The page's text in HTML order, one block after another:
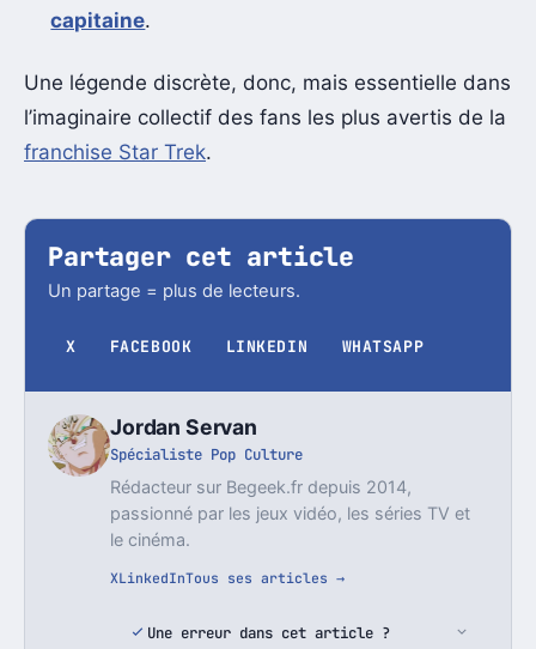
capitaine.
Une légende discrète, donc, mais essentielle dans
l’imaginaire collectif des fans les plus avertis de la
franchise Star Trek.
Partager cet article
Un partage = plus de lecteurs.
X FACEBOOK LINKEDIN WHATSAPP
Jordan Servan
Spécialiste Pop Culture
Rédacteur sur Begeek.fr depuis 2014,
passionné par les jeux vidéo, les séries TV et
le cinéma.
XLinkedInTous ses articles →
Une erreur dans cet article ?